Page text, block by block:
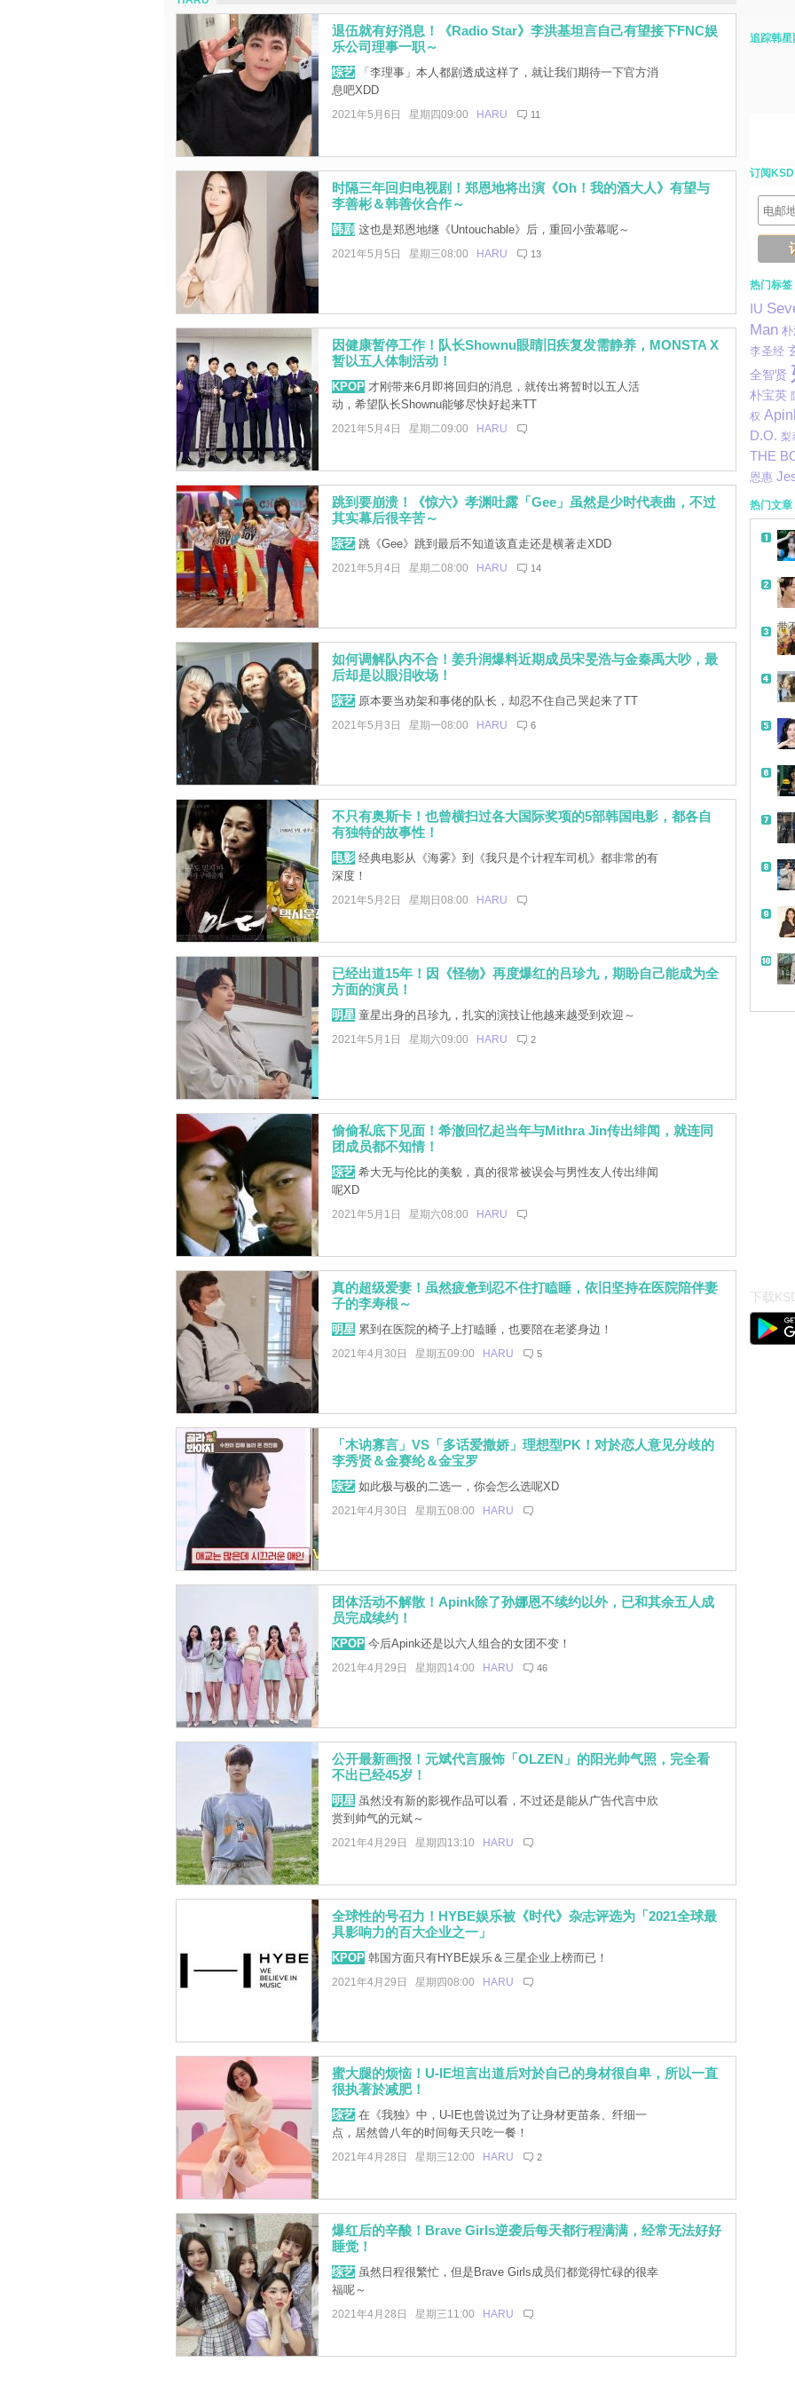
退伍就有好消息！《Radio Star》李洪基坦言自己有望接下FNC娱
乐公司理事一职～
综艺「李理事」本人都剧透成这样了，就让我们期待一下官方消
息吧XDD
2021年5月6日 星期四09:00 HARU 11
时隔三年回归电视剧！郑恩地将出演《Oh！我的酒大人》有望与
李善彬＆韩善伙合作～
韩剧 这也是郑恩地继《Untouchable》后，重回小萤幕呢～
2021年5月5日 星期三08:00 HARU 13
因健康暂停工作！队长Shownu眼睛旧疾复发需静养，MONSTA X
暂以五人体制活动！
KPOP才刚带来6月即将回归的消息，就传出将暂时以五人活
动，希望队长Shownu能够尽快好起来TT
2021年5月4日 星期二09:00 HARU
跳到要崩溃！《惊六》孝渊吐露「Gee」虽然是少时代表曲，不过
其实幕后很辛苦～
综艺跳《Gee》跳到最后不知道该直走还是横著走XDD
2021年5月4日 星期二08:00 HARU 14
如何调解队内不合！姜升润爆料近期成员宋旻浩与金秦禹大吵，最
后却是以眼泪收场！
综艺原本要当劝架和事佬的队长，却忍不住自己哭起来了TT
2021年5月3日 星期一08:00 HARU 6
不只有奥斯卡！也曾横扫过各大国际奖项的5部韩国电影，都各自
有独特的故事性！
电影经典电影从《海雾》到《我只是个计程车司机》都非常的有
深度！
2021年5月2日 星期日08:00 HARU
已经出道15年！因《怪物》再度爆红的吕珍九，期盼自己能成为全
方面的演员！
明星童星出身的吕珍九，扎实的演技让他越来越受到欢迎～
2021年5月1日 星期六09:00 HARU 2
偷偷私底下见面！希澈回忆起当年与Mithra Jin传出绯闻，就连同
团成员都不知情！
综艺希大无与伦比的美貌，真的很常被误会与男性友人传出绯闻
呢XD
2021年5月1日 星期六08:00 HARU
真的超级爱妻！虽然疲惫到忍不住打瞌睡，依旧坚持在医院陪伴妻
子的李寿根～
明星累到在医院的椅子上打瞌睡，也要陪在老婆身边！
2021年4月30日 星期五09:00 HARU 5
「木讷寡言」VS「多话爱撒娇」理想型PK！对於恋人意见分歧的
李秀贤＆金赛纶＆金宝罗
综艺如此极与极的二选一，你会怎么选呢XD
2021年4月30日 星期五08:00 HARU
团体活动不解散！Apink除了孙娜恩不续约以外，已和其余五人成
员完成续约！
KPOP今后Apink还是以六人组合的女团不变！
2021年4月29日 星期四14:00 HARU 46
公开最新画报！元斌代言服饰「OLZEN」的阳光帅气照，完全看
不出已经45岁！
明星虽然没有新的影视作品可以看，不过还是能从广告代言中欣
赏到帅气的元斌～
2021年4月29日 星期四13:10 HARU
全球性的号召力！HYBE娱乐被《时代》杂志评选为「2021全球最
具影响力的百大企业之一」
KPOP韩国方面只有HYBE娱乐＆三星企业上榜而已！
2021年4月29日 星期四08:00 HARU
蜜大腿的烦恼！U-IE坦言出道后对於自己的身材很自卑，所以一直
很执著於减肥！
综艺在《我独》中，U-IE也曾说过为了让身材更苗条、纤细一
点，居然曾八年的时间每天只吃一餐！
2021年4月28日 星期三12:00 HARU 2
爆红后的辛酸！Brave Girls逆袭后每天都行程满满，经常无法好好
睡觉！
综艺虽然日程很繁忙，但是Brave Girls成员们都觉得忙碌的很幸
福呢～
2021年4月28日 星期三11:00 HARU
追踪韩星
订阅KSD
热门标签
IU
Man 朴
李圣经
全智贤
朴宝英
权
D.O. 梨
THE
恩惠
热门文章
带
下载